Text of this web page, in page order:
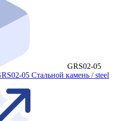
GRS02-05
05 Стальной камень / steel